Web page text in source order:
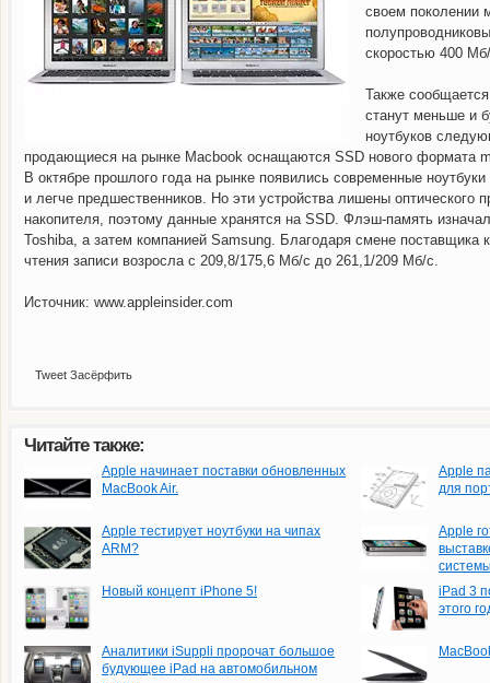
своем поколении
скоростью 400
Также
станут меньше и
ноутбуков
продающиеся на рынке Macbook оснащаются SSD нового формата
В октябре прошлого года на рынке появились современные
и легче предшественников. Но эти устройства лишены оптического
накопителя, поэтому данные хранятся на SSD. Флэш-память
Toshiba, а затем компанией Samsung. Благодаря смене поставщика
чтения записи возросла с 209,8/175,6 Мб/с до 261,1/209 Мб/с.
Источник: www.appleinsider.com
Tweet Засёрфить
Читайте также:
Apple начинает поставки обновленных
MacBook Air.
Apple
для
Apple тестирует ноутбуки на чипах
ARM?
Apple
Новый концепт iPhone 5!
iPad 3
этого
Аналитики iSuppli пророчат большое
будующее iPad на автомобильном